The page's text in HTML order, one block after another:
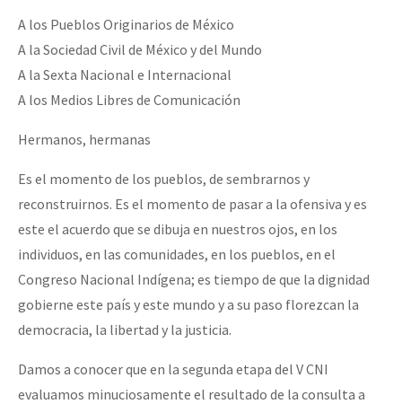
A los Pueblos Originarios de México
A la Sociedad Civil de México y del Mundo
A la Sexta Nacional e Internacional
A los Medios Libres de Comunicación
Hermanos, hermanas
Es el momento de los pueblos, de sembrarnos y
reconstruirnos. Es el momento de pasar a la ofensiva y es
este el acuerdo que se dibuja en nuestros ojos, en los
individuos, en las comunidades, en los pueblos, en el
Congreso Nacional Indígena; es tiempo de que la dignidad
gobierne este país y este mundo y a su paso florezcan la
democracia, la libertad y la justicia.
Damos a conocer que en la segunda etapa del V CNI
evaluamos minuciosamente el resultado de la consulta a